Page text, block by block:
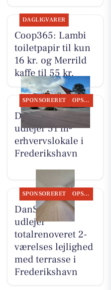
DAGLIGVARER
Coop365: Lambi
toiletpapir til kun
16 kr. og Merrild
kaffe til 55 kr.
SPONSORERET OPSLAGSTAVLEN
DanSeb ApS
udlejer 51 m²
erhvervslokale i
Frederikshavn
SPONSORERET OPSLAGSTAVLEN
DanSeb ApS
udlejer
totalrenoveret 2-
værelses lejlighed
med terrasse i
Frederikshavn